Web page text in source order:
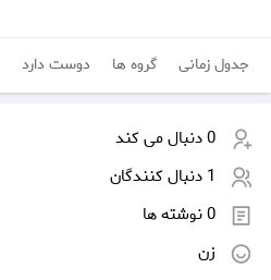
جدول زمانی گروه ها دوست دارد
0 دنبال می کند
1 دنبال کنندگان
0 نوشته ها
زن